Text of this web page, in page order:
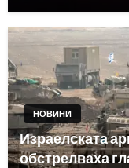
НОВИНИ
Израелската
обстрелваха